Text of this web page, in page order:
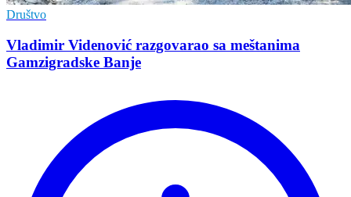
Društvo
Vladimir Vidеnović razgovarao sa mеštanima
Gamzigradskе Banjе